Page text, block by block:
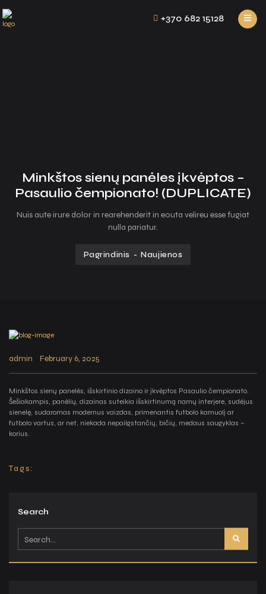
+370 682 15128
Minkštos sienų panėles įkvėptos –
Pasaulio čempionato! (DUPLICATE)
Nuis aute irure dolor in rearehenderit in eouta velireu esse fugiat
nulla pariatur.
Pagrindinis - Naujienos
admin February 6, 2025
Minkštos sienų panelės, išskirtinio dizaino ir įkvėptos Pasaulio čempionato.
Šešiakampis, panėlių, dizainas suteikia išskirtinumą namų interjere, sudėjus
sienelę, sudaromas modernus vaizdas, primenantis futbolo kamuolį ar
futbolo vartus, ar net, niekada nepailgstančių, bičių, medaus saugyklas –
korius.
Tags:
Search